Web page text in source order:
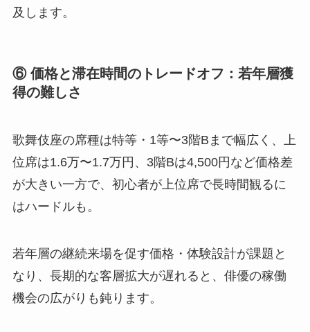
及します。
⑥ 価格と滞在時間のトレードオフ：若年層獲
得の難しさ
歌舞伎座の席種は特等・1等〜3階Bまで幅広く、上
位席は1.6万〜1.7万円、3階Bは4,500円など価格差
が大きい一方で、初心者が上位席で長時間観るに
はハードルも。
若年層の継続来場を促す価格・体験設計が課題と
なり、長期的な客層拡大が遅れると、俳優の稼働
機会の広がりも鈍ります。